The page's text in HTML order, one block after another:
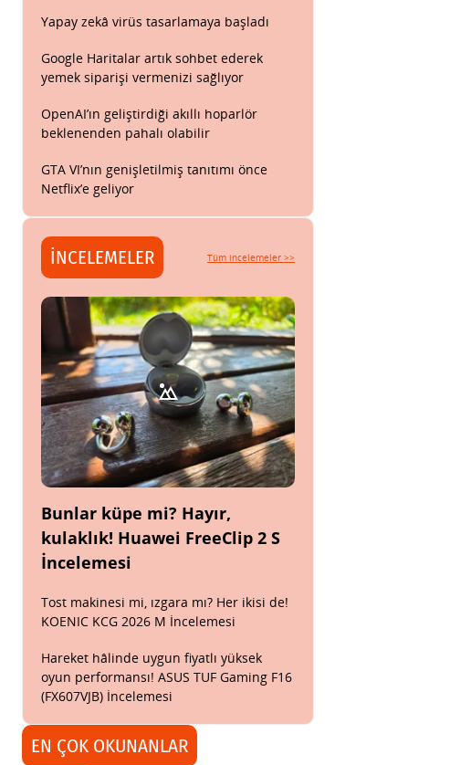
Yapay zekâ virüs tasarlamaya başladı
Google Haritalar artık sohbet ederek
yemek siparişi vermenizi sağlıyor
OpenAI’ın geliştirdiği akıllı hoparlör
beklenenden pahalı olabilir
GTA VI’nın genişletilmiş tanıtımı önce
Netflix’e geliyor
İNCELEMELER Tüm incelemeler >>
Bunlar küpe mi? Hayır,
kulaklık! Huawei FreeClip 2 S
İncelemesi
Tost makinesi mi, ızgara mı? Her ikisi de!
KOENIC KCG 2026 M İncelemesi
Hareket hâlinde uygun fiyatlı yüksek
oyun performansı! ASUS TUF Gaming F16
(FX607VJB) İncelemesi
EN ÇOK OKUNANLAR